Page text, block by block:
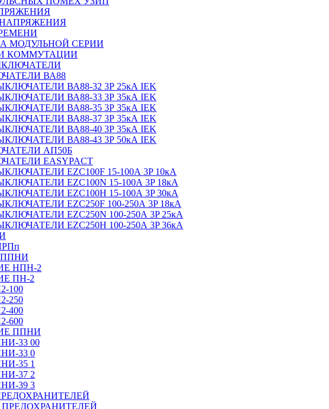
МОДУЛЬНОЙ СЕРИИ
КОММУТАЦИИ
ВА88
ВА88-32 3Р 25кА IEK
ВА88-33 3Р 35кА IEK
ВА88-35 3Р 35кА IEK
ВА88-37 3Р 35кА IEK
ВА88-40 3Р 35кА IEK
ВА88-43 3Р 50кА IEK
АП50Б
EASYPACT
EZC100F 15-100А 3P 10кА
EZC100N 15-100А 3P 18кА
EZC100H 15-100А 3P 30кА
EZC250F 100-250А 3P 18кА
EZC250N 100-250А 3P 25кА
EZC250H 100-250А 3P 36кА
ППНИ
НПН-2
ПН-2
100
250
400
600
ППНИ
33 00
33 0
35 1
37 2
39 3